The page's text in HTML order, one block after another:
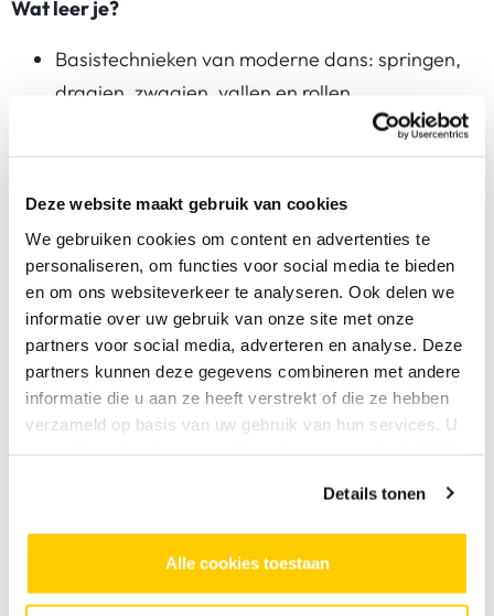
Deze website maakt gebruik van cookies
We gebruiken cookies om content en advertenties te
personaliseren, om functies voor social media te bieden
en om ons websiteverkeer te analyseren. Ook delen we
informatie over uw gebruik van onze site met onze
partners voor social media, adverteren en analyse. Deze
partners kunnen deze gegevens combineren met andere
informatie die u aan ze heeft verstrekt of die ze hebben
verzameld op basis van uw gebruik van hun services. U
Details tonen
Alle cookies toestaan
Wat leer je?
Basistechnieken van moderne dans: springen,
draaien, zwaaien, vallen en rollen
Lichaamshouding, coördinatie en dansgevoel
Muziek, tempo en frasering inzetten in je dans
Zelfvertrouwen opbouwen door jezelf te laten
zien
Na deze cursus
Kun je de basistechnieken van moderne dans
Heb je creativiteit en expressie ontwikkeld via
Heb je je dansgevoel en muzikaliteit verder
uitgebouwd